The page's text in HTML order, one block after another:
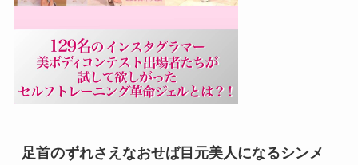
足首のずれさえなおせば目元美人になるシンメ